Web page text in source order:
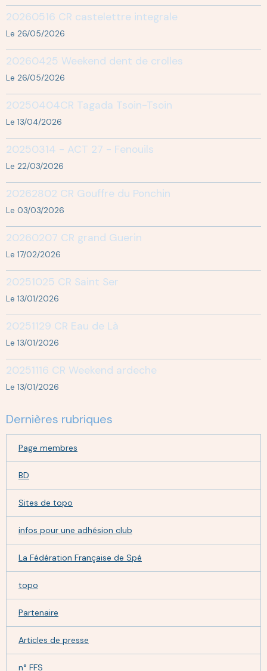
20260516 CR castelettre integrale
Le 26/05/2026
20260425 Weekend dent de crolles
Le 26/05/2026
20250404CR Tagada Tsoin-Tsoin
Le 13/04/2026
20250314 - ACT 27 - Fenouils
Le 22/03/2026
20262802 CR Gouffre du Ponchin
Le 03/03/2026
20260207 CR grand Guerin
Le 17/02/2026
20251025 CR Saint Ser
Le 13/01/2026
20251129 CR Eau de Là
Le 13/01/2026
20251116 CR Weekend ardeche
Le 13/01/2026
Dernières rubriques
Page membres
BD
Sites de topo
infos pour une adhésion club
La Fédération Française de Spé
topo
Partenaire
Articles de presse
n° FFS